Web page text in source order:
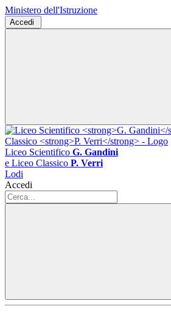
Ministero dell'Istruzione
Accedi
Liceo Scientifico G. Gandini
e Liceo Classico P. Verri
Lodi
Accedi